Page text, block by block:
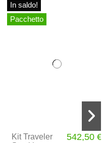
In saldo!
Pacchetto
Kit Traveler
542,50 €